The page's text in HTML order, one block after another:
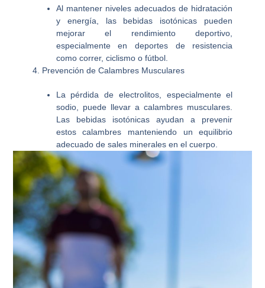
Al mantener niveles adecuados de hidratación
y energía, las bebidas isotónicas pueden
mejorar el rendimiento deportivo,
especialmente en deportes de resistencia
como correr, ciclismo o fútbol.
4. Prevención de Calambres Musculares
La pérdida de electrolitos, especialmente el
sodio, puede llevar a calambres musculares.
Las bebidas isotónicas ayudan a prevenir
estos calambres manteniendo un equilibrio
adecuado de sales minerales en el cuerpo.